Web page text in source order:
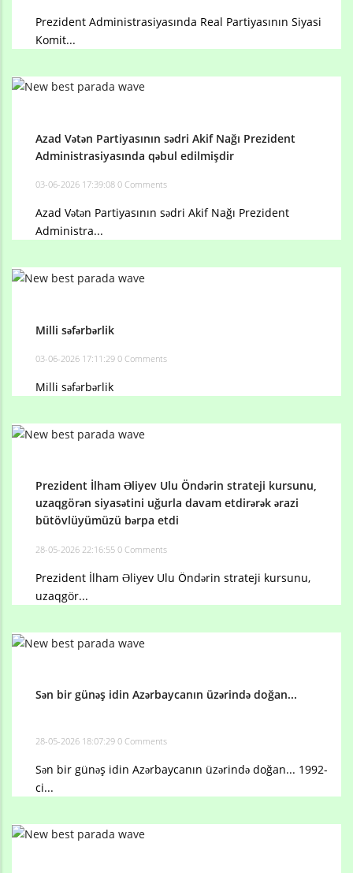
Prezident Administrasiyasında Real Partiyasının Siyasi
Komit...
Azad Vətən Partiyasının sədri Akif Nağı Prezident
Administrasiyasında qəbul edilmişdir
03-06-2026 17:39:08 0 Comments
Azad Vətən Partiyasının sədri Akif Nağı Prezident
Administra...
Milli səfərbərlik
03-06-2026 17:11:29 0 Comments
Milli səfərbərlik
Prezident İlham Əliyev Ulu Öndərin strateji kursunu,
uzaqgörən siyasətini uğurla davam etdirərək ərazi
bütövlüyümüzü bərpa etdi
28-05-2026 22:16:55 0 Comments
Prezident İlham Əliyev Ulu Öndərin strateji kursunu,
uzaqgör...
Sən bir günəş idin Azərbaycanın üzərində doğan...
28-05-2026 18:07:29 0 Comments
Sən bir günəş idin Azərbaycanın üzərində doğan... 1992-
ci...